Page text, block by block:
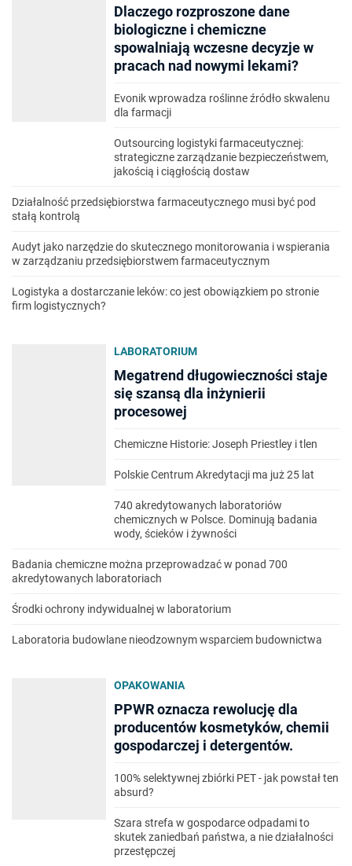
Dlaczego rozproszone dane
biologiczne i chemiczne
spowalniają wczesne decyzje w
pracach nad nowymi lekami?
Evonik wprowadza roślinne źródło skwalenu
dla farmacji
Outsourcing logistyki farmaceutycznej:
strategiczne zarządzanie bezpieczeństwem,
jakością i ciągłością dostaw
Działalność przedsiębiorstwa farmaceutycznego musi być pod
stałą kontrolą
Audyt jako narzędzie do skutecznego monitorowania i wspierania
w zarządzaniu przedsiębiorstwem farmaceutycznym
Logistyka a dostarczanie leków: co jest obowiązkiem po stronie
firm logistycznych?
LABORATORIUM
Megatrend długowieczności staje
się szansą dla inżynierii
procesowej
Chemiczne Historie: Joseph Priestley i tlen
Polskie Centrum Akredytacji ma już 25 lat
740 akredytowanych laboratoriów
chemicznych w Polsce. Dominują badania
wody, ścieków i żywności
Badania chemiczne można przeprowadzać w ponad 700
akredytowanych laboratoriach
Środki ochrony indywidualnej w laboratorium
Laboratoria budowlane nieodzownym wsparciem budownictwa
OPAKOWANIA
PPWR oznacza rewolucję dla
producentów kosmetyków, chemii
gospodarczej i detergentów.
100% selektywnej zbiórki PET - jak powstał ten
absurd?
Szara strefa w gospodarce odpadami to
skutek zaniedbań państwa, a nie działalności
przestępczej